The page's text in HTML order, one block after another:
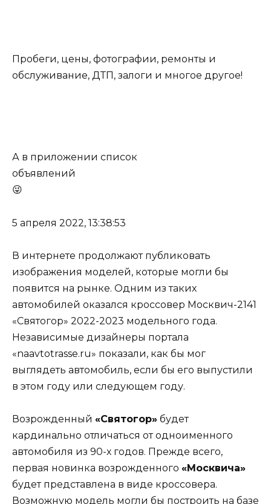
Пробеги, цены, фотографии, ремонты и
обслуживание, ДТП, залоги и многое другое!
А в приложении список
объявлений
😜
5 апреля 2022, 13:38:53
В интернете продолжают публиковать
изображения моделей, которые могли бы
появится на рынке. Одним из таких
автомобилей оказался кроссовер Москвич-2141
«Святогор» 2022-2023 модельного года.
Независимые дизайнеры портала
«naavtotrasse.ru» показали, как бы мог
выглядеть автомобиль, если бы его выпустили
в этом году или следующем году.
Возрожденный «Святогор» будет
кардинально отличаться от одноименного
автомобиля из 90-х годов. Прежде всего,
первая новинка возрожденного «Москвича»
будет представлена в виде кроссовера.
Возможную модель могли бы построить на базе